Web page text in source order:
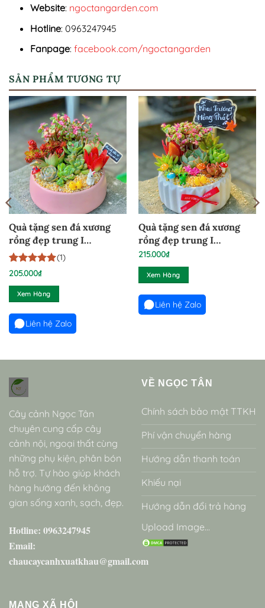
Website: ngoctangarden.com
Hotline: 0963247945
Fanpage: facebook.com/ngoctangarden
SẢN PHẨM TƯƠNG TỰ
Quà tặng sen đá xương
rồng đẹp trung I
24022671
5trên 5
1
đánh giá
(1)
205.000₫
Xem Hàng
Liên hệ Zalo
Quà tặng sen đá xương
rồng đẹp trung I
24022672
215.000₫
Xem Hàng
Liên hệ Zalo
Cây cảnh Ngọc Tân
chuyên cung cấp cây
cảnh nội, ngoại thất cùng
những phụ kiện, phân bón
hỗ trợ. Tự hào giúp khách
hàng hướng đến không
gian sống xanh, sạch, đẹp.
Hotline: 0963247945
Email:
chaucaycanhxuatkhau@gmail.com
VỀ NGỌC TÂN
Chính sách bảo mật TTKH
Phí vận chuyển hàng
Hướng dẫn thanh toán
Khiếu nại
Hướng dẫn đổi trả hàng
Upload Image...
MẠNG XÃ HỘI